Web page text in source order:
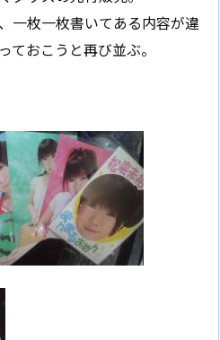
一枚一枚書いてある内容が違
ておこうと再び並ぶ。